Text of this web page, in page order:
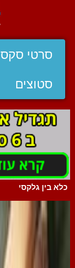
סרטי סקס
סטוצים
כלא בין גלקסי